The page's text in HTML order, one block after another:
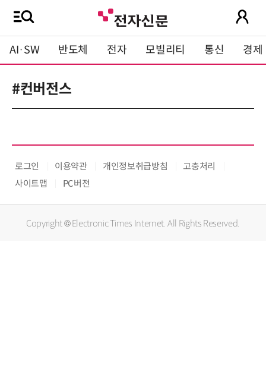
AI·SW 반도체 전자 모빌리티 통신 경제
#컨버전스
로그인 이용약관 개인정보취급방침
고충처리
사이트맵
PC버전
Copyright © Electronic Times Internet. All Rights Reserved.